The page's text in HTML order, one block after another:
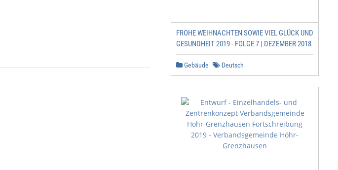
FROHE WEIHNACHTEN SOWIE VIEL GLÜCK UND
GESUNDHEIT 2019 - FOLGE 7 | DEZEMBER 2018
Gebäude Deutsch